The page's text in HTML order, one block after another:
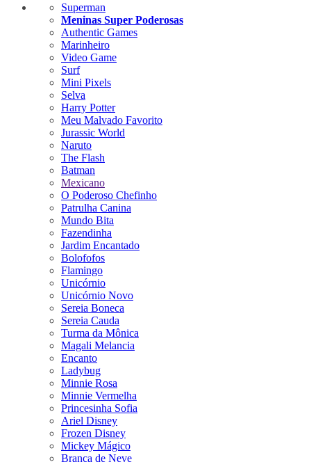
Superman
Meninas Super Poderosas
Authentic Games
Marinheiro
Video Game
Surf
Mini Pixels
Selva
Harry Potter
Meu Malvado Favorito
Jurassic World
Naruto
The Flash
Batman
Mexicano
O Poderoso Chefinho
Patrulha Canina
Mundo Bita
Fazendinha
Jardim Encantado
Bolofofos
Flamingo
Unicórnio
Unicórnio Novo
Sereia Boneca
Sereia Cauda
Turma da Mônica
Magali Melancia
Encanto
Ladybug
Minnie Rosa
Minnie Vermelha
Princesinha Sofia
Ariel Disney
Frozen Disney
Mickey Mágico
Branca de Neve